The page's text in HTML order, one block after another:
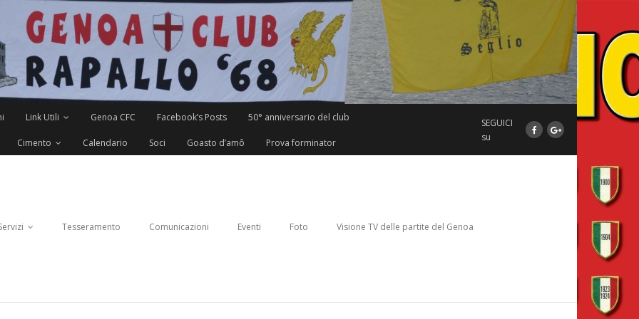
Link Utili Genoa CFC Facebook’s Posts 50° anniversario del club
Cimento Calendario Soci Goasto d’amô Prova forminator
SEGUICI
su
Tesseramento Comunicazioni Eventi Foto Visione TV delle partite del Genoa